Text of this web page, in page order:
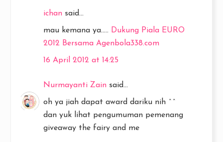
ichan said...
mau kemana ya..... Dukung Piala EURO
2012 Bersama Agenbola338.com
16 April 2012 at 14:25
Nurmayanti Zain said...
oh ya jiah dapat award dariku nih ^^
dan yuk lihat pengumuman pemenang
giveaway the fairy and me